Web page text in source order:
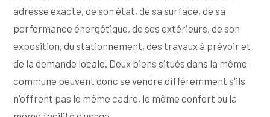
adresse exacte, de son état, de sa surface, de sa
performance énergétique, de ses extérieurs, de son
exposition, du stationnement, des travaux à prévoir et
de la demande locale. Deux biens situés dans la même
commune peuvent donc se vendre différemment s'ils
n'offrent pas le même cadre, le même confort ou la